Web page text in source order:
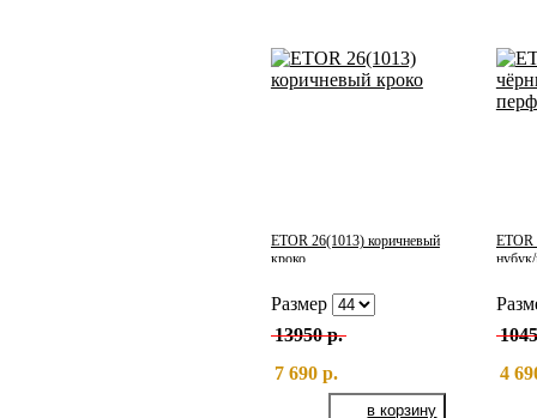
ETOR 26(1013) коричневый
кроко
Размер
13950 р.
7 690 р.
ETOR
4